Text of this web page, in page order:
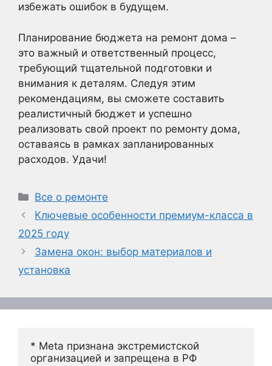
избежать ошибок в будущем.
Планирование бюджета на ремонт дома –
это важный и ответственный процесс,
требующий тщательной подготовки и
внимания к деталям. Следуя этим
рекомендациям, вы сможете составить
реалистичный бюджет и успешно
реализовать свой проект по ремонту дома,
оставаясь в рамках запланированных
расходов. Удачи!
Рубрики
Все о ремонте
Ключевые особенности премиум-класса в
2025 году
Замена окон: выбор материалов и
установка
* Meta признана экстремистской
организацией и запрещена в РФ